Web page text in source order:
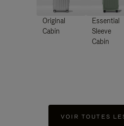
Original
Cabin
Essential
Sleeve
Cabin
VOIR TOUTES